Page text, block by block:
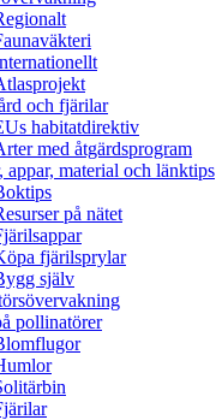
och fjärilar
habitatdirektiv
med åtgärdsprogram
appar, material och länktips
på nätet
fjärilsprylar
själv
pollinatörer